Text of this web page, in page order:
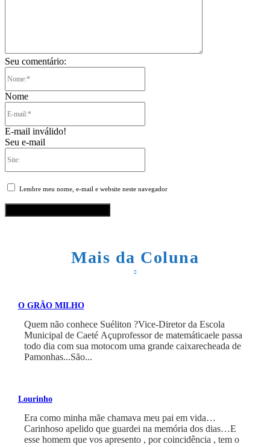
Seu comentário:
Nome
E-mail inválido!
Seu e-mail
Lembre meu nome, e-mail e website neste navegador
Mais da Coluna
O GRÃO MILHO
Quem não conhece Suéliton ?Vice-Diretor da Escola
Municipal de Caeté Açuprofessor de matemáticaele passa
todo dia com sua motocom uma grande caixarecheada de
Pamonhas...São...
Lourinho
Era como minha mãe chamava meu pai em vida…
Carinhoso apelido que guardei na memória dos dias…E
esse homem que vos apresento , por coincidência , tem o